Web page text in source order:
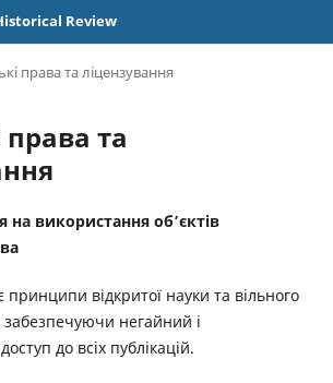
Review
права та ліцензування
права та
на використання об’єктів
відкритої науки та вільного
негайний і
до всіх публікацій.